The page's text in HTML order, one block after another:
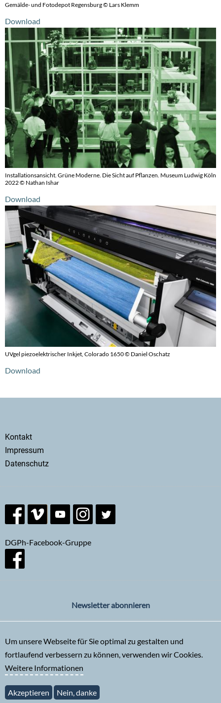
Gemälde- und Fotodepot Regensburg © Lars Klemm
Download
Installationsansicht. Grüne Moderne. Die Sicht auf Pflanzen. Museum Ludwig Köln
2022 © Nathan Ishar
Download
UVgel piezoelektrischer Inkjet, Colorado 1650 © Daniel Oschatz
Download
Secondary
menu
Kontakt
Impressum
Datenschutz
DGPh-Facebook-Gruppe
Newsletter abonnieren
Um unsere Webseite für Sie optimal zu gestalten und
fortlaufend verbessern zu können, verwenden wir Cookies.
Weitere Informationen
Akzeptieren Nein, danke